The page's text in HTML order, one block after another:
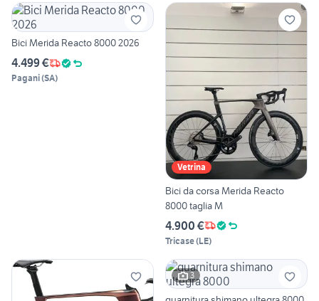
Bici Merida Reacto 8000 2026
4.499 €
Pagani(SA)
Vetrina
Bici da corsa Merida Reacto
8000 taglia M
4.900 €
Tricase(LE)
3